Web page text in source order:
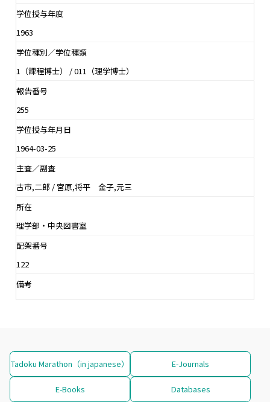
学位授与年度
1963
学位種別／学位種類
1（課程博士） / 011（理学博士）
報告番号
255
学位授与年月日
1964-03-25
主査／副査
古市,二郎 / 宮原,将平 金子,元三
所在
理学部・中央図書室
配架番号
122
備考
Tadoku Marathon（in japanese） E-Journals
E-Books Databases